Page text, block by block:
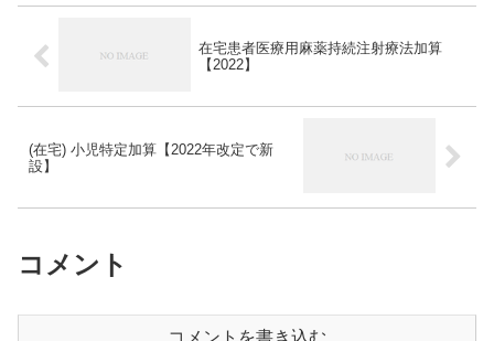
在宅患者医療用麻薬持続注射療法加算
【2022】
(在宅) 小児特定加算【2022年改定で新
設】
コメント
コメントを書き込む